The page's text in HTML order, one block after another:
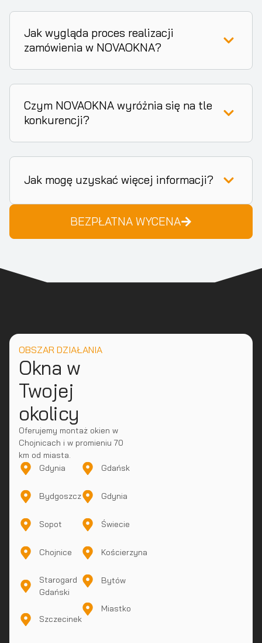
Jak wygląda proces realizacji
zamówienia w NOVAOKNA?
Czym NOVAOKNA wyróżnia się na tle
konkurencji?
Jak mogę uzyskać więcej informacji?
BEZPŁATNA WYCENA
OBSZAR DZIAŁANIA
Okna w
Twojej
okolicy
Oferujemy montaż okien w
Chojnicach i w promieniu 70
km od miasta.
Gdynia
Bydgoszcz
Sopot
Chojnice
Starogard
Gdański
Szczecinek
Gdańsk
Gdynia
Świecie
Kościerzyna
Bytów
Miastko